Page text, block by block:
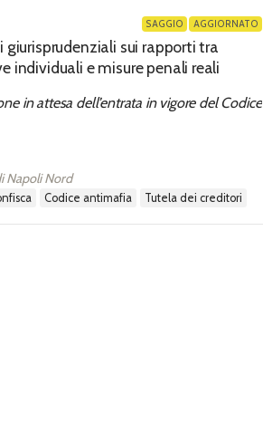
AGGIORNATO
SAGGIO
giurisprudenziali sui rapporti tra
individuali e misure penali reali
in attesa dell’entrata in vigore del Codice
Napoli Nord
codice antimafia tutela dei creditori